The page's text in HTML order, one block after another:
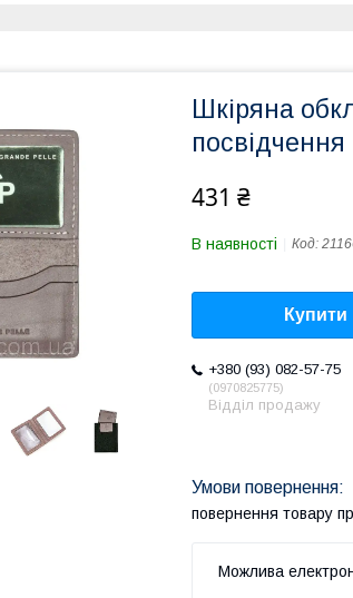
Шкіряна
431 ₴
В наявності Код:
Купити
+380 (93) 082-57-75
0970825775
Відділ продажу
повернення товару